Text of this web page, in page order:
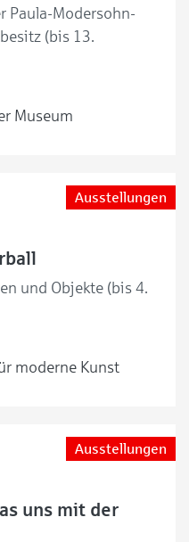
Paula-Modersohn-
(bis 13.
Museum
Ausstellungen
und Objekte (bis 4.
moderne Kunst
Ausstellungen
uns mit der